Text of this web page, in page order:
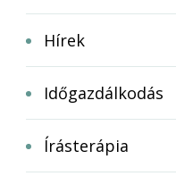
Hírek
Időgazdálkodás
Írásterápia